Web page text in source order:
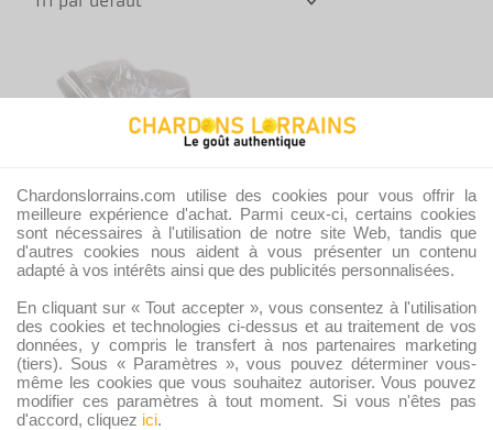
Coffrets
Duo – Chardons lorrains &
les Bonbons Mirabelle
43,50
Ajouter au panier
Chardonslorrains.com utilise des cookies pour vous offrir la
meilleure expérience d'achat. Parmi ceux-ci, certains cookies
sont nécessaires à l'utilisation de notre site Web, tandis que
d'autres cookies nous aident à vous présenter un contenu
adapté à vos intérêts ainsi que des publicités personnalisées.
En cliquant sur « Tout accepter », vous consentez à l'utilisation
des cookies et technologies ci-dessus et au traitement de vos
données, y compris le transfert à nos partenaires marketing
(tiers). Sous « Paramètres », vous pouvez déterminer vous-
même les cookies que vous souhaitez autoriser. Vous pouvez
modifier ces paramètres à tout moment. Si vous n'êtes pas
d'accord, cliquez ici.